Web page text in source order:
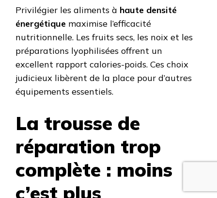
Privilégier les aliments à haute densité
énergétique maximise l’efficacité
nutritionnelle. Les fruits secs, les noix et les
préparations lyophilisées offrent un
excellent rapport calories-poids. Ces choix
judicieux libèrent de la place pour d’autres
équipements essentiels.
La trousse de
réparation trop
complète : moins
c’est plus